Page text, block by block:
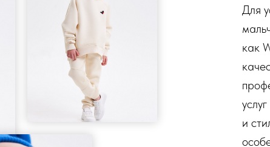
Для
как
и